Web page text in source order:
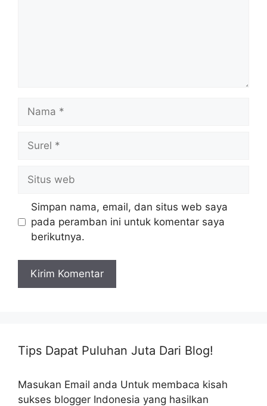
Nama
Surel
Situs
web
Simpan nama, email, dan situs web saya
pada peramban ini untuk komentar saya
berikutnya.
Tips Dapat Puluhan Juta Dari Blog!
Masukan Email anda Untuk membaca kisah
sukses blogger Indonesia yang hasilkan